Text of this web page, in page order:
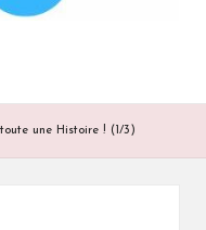
une Histoire ! (1/3)